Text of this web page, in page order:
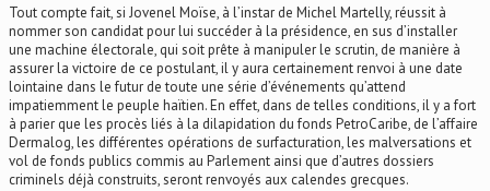
Tout compte fait, si Jovenel Moïse, à l’instar de Michel Martelly, réussit à
nommer son candidat pour lui succéder à la présidence, en sus d’installer
une machine électorale, qui soit prête à manipuler le scrutin, de manière à
assurer la victoire de ce postulant, il y aura certainement renvoi à une date
lointaine dans le futur de toute une série d’événements qu’attend
impatiemment le peuple haïtien. En effet, dans de telles conditions, il y a fort
à parier que les procès liés à la dilapidation du fonds PetroCaribe, de l’affaire
Dermalog, les différentes opérations de surfacturation, les malversations et
vol de fonds publics commis au Parlement ainsi que d’autres dossiers
criminels déjà construits, seront renvoyés aux calendes grecques.